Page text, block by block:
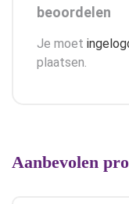
beoordelen
Je moet
plaatsen.
Aanbevolen